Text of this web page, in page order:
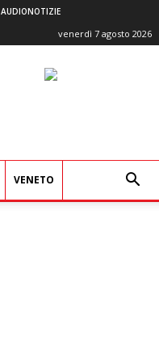
AUDIONOTIZIE
venerdì 7 agosto 2026
VENETO